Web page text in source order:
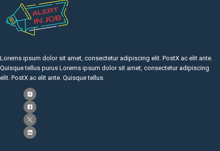
Lorems ipsum dolor sit amet, consectetur adipiscing elit. PostX ac elit ante.
Quisque tellus purus Lorems ipsum dolor sit amet, consectetur adipiscing
elit. PostX ac elit ante. Quisque tellus.